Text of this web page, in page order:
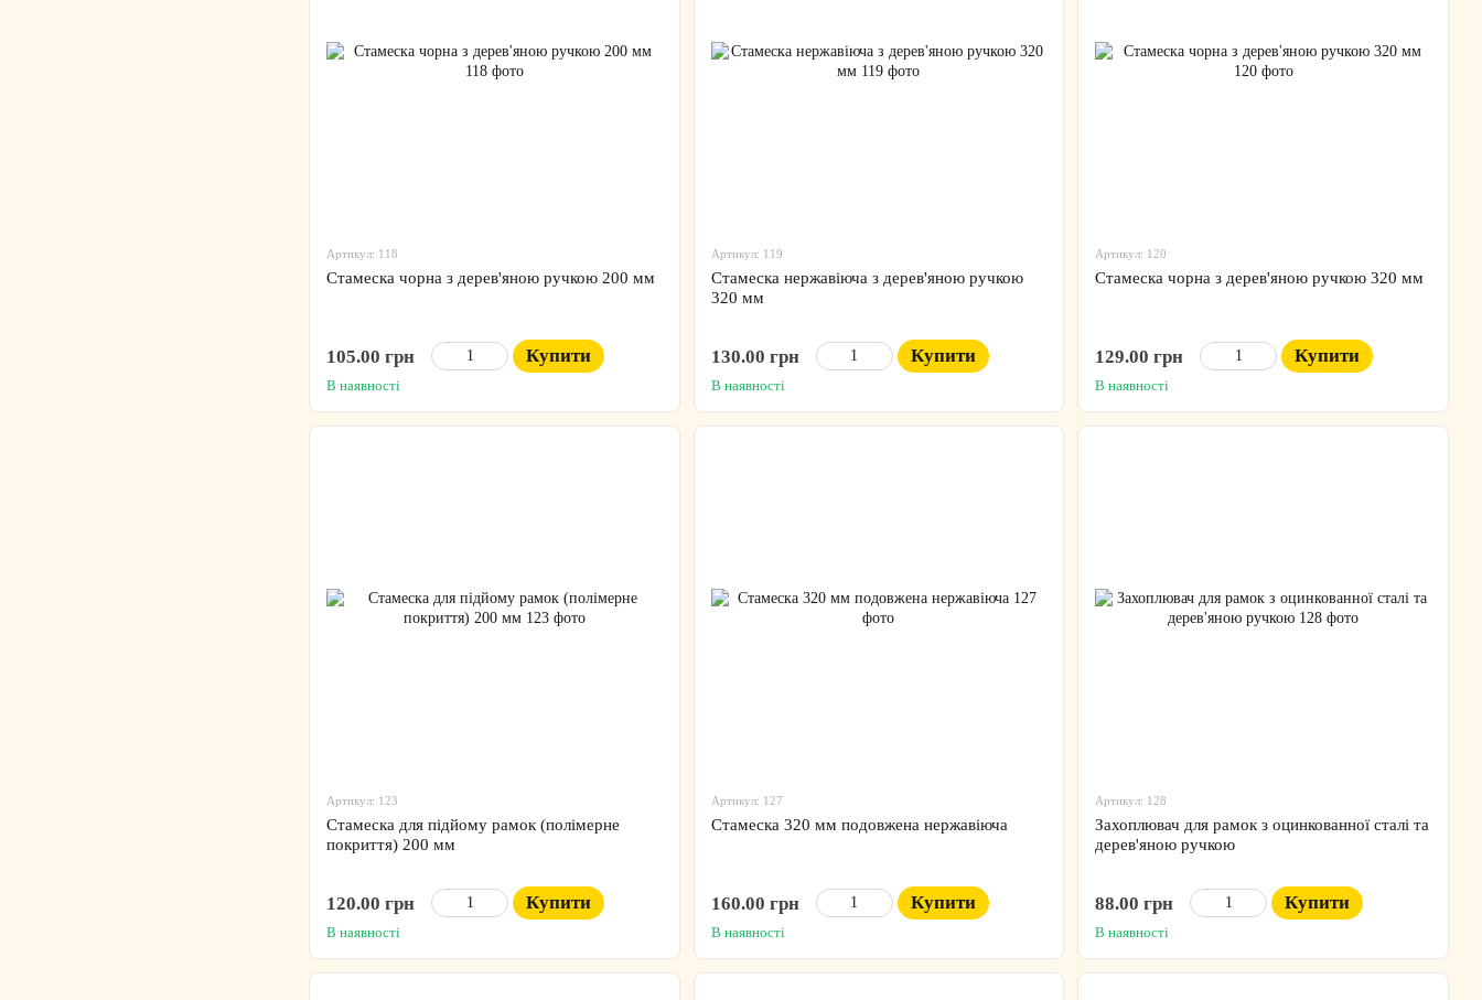
Артикул: 118
Стамеска чорна з дерев'яною ручкою 200 мм
105.00 грн Купити
В наявності
Артикул: 119
Стамеска нержавіюча з дерев'яною ручкою
320 мм
130.00 грн Купити
В наявності
Артикул: 120
Стамеска чорна з дерев'яною ручкою 320 мм
129.00 грн Купити
В наявності
Артикул: 123
Стамеска для підйому рамок (полімерне
покриття) 200 мм
120.00 грн Купити
В наявності
Артикул: 127
Стамеска 320 мм подовжена нержавіюча
160.00 грн Купити
В наявності
Артикул: 128
Захоплювач для рамок з оцинкованної сталі та
дерев'яною ручкою
88.00 грн Купити
В наявності